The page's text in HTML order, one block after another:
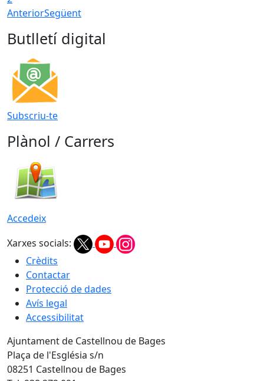
AnteriorSegüent
Butlletí digital
Subscriu-te
Plànol / Carrers
Accedeix
Xarxes socials:
Crèdits
Contactar
Protecció de dades
Avís legal
Accessibilitat
Ajuntament de Castellnou de Bages
Plaça de l'Església s/n
08251 Castellnou de Bages